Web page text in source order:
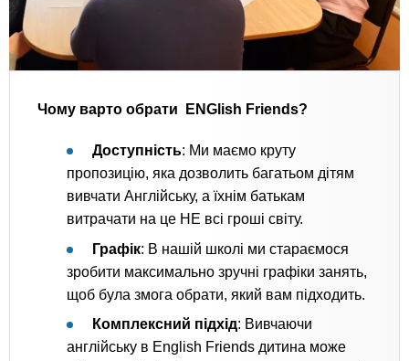
Чому варто обрати ENGlish Friends?
Доступність: Ми маємо круту
пропозицію, яка дозволить багатьом дітям
вивчати Англійську, а їхнім батькам
витрачати на це НЕ всі гроші світу.
Графік: В нашій школі ми стараємося
зробити максимально зручні графіки занять,
щоб була змога обрати, який вам підходить.
Комплексний підхід: Вивчаючи
англійську в English Friends дитина може